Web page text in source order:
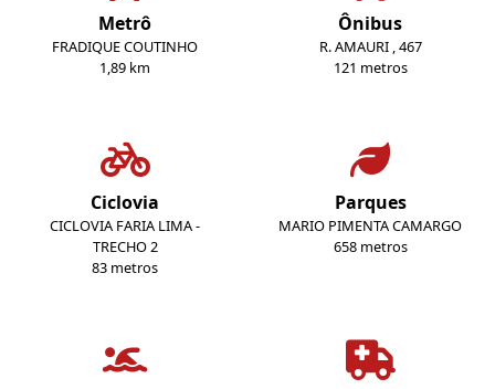
Metrô
FRADIQUE COUTINHO
1,89 km
Ônibus
R. AMAURI , 467
121 metros
Ciclovia
CICLOVIA FARIA LIMA -
TRECHO 2
83 metros
Parques
MARIO PIMENTA CAMARGO
658 metros